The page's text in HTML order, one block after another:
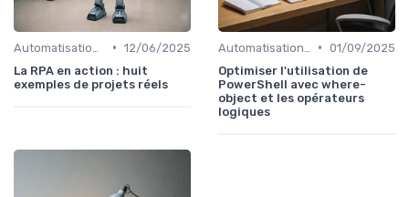
• 12/06/2025
La RPA en action : huit
exemples de projets réels
• 01/09/2025
Optimiser l'utilisation de
PowerShell avec where-
object et les opérateurs
logiques